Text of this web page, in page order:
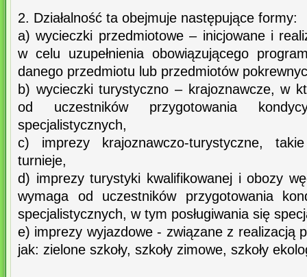
2. Działalność ta obejmuje następujące formy:
a) wycieczki przedmiotowe – inicjowane i
w celu uzupełnienia obowiązującego
danego przedmiotu lub przedmiotów
b) wycieczki turystyczno – krajoznawcze, w
od uczestników przygotowania
specjalistycznych,
c) imprezy krajoznawczo-turystyczne,
turnieje,
d) imprezy turystyki kwalifikowanej i obozy
wymaga od uczestników przygotowania
specjalistycznych, w tym posługiwania się
e) imprezy wyjazdowe - związane z realizacją
jak: zielone szkoły, szkoły zimowe, szkoły